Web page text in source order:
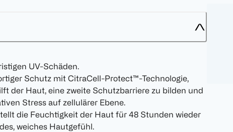
UV-Schäden.
Schutz mit CitraCell-Protect™-Technologie,
der Haut, eine zweite Schutzbarriere zu bilden und
Stress auf zellulärer Ebene.
die Feuchtigkeit der Haut für 48 Stunden wieder
weiches Hautgefühl.